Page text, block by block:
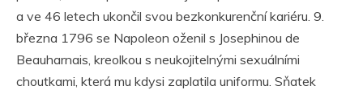
a ve 46 letech ukončil svou bezkonkurenční kariéru. 9.
března 1796 se Napoleon oženil s Josephinou de
Beauharnais, kreolkou s neukojitelnými sexuálními
choutkami, která mu kdysi zaplatila uniformu. Sňatek